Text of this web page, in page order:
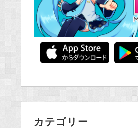
カテゴリー